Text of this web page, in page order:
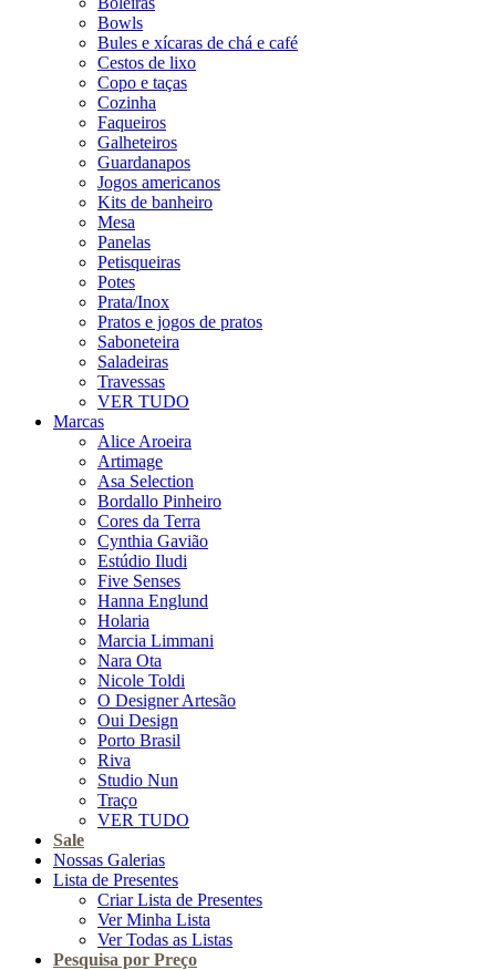
Bowls
Bules e xícaras de chá e café
Cestos de lixo
Copo e taças
Cozinha
Faqueiros
Galheteiros
Guardanapos
Jogos americanos
Kits de banheiro
Mesa
Panelas
Petisqueiras
Potes
Prata/Inox
Pratos e jogos de pratos
Saboneteira
Saladeiras
Travessas
VER TUDO
Marcas
Alice Aroeira
Artimage
Asa Selection
Bordallo Pinheiro
Cores da Terra
Cynthia Gavião
Estúdio Iludi
Five Senses
Hanna Englund
Holaria
Marcia Limmani
Nara Ota
Nicole Toldi
O Designer Artesão
Oui Design
Porto Brasil
Riva
Studio Nun
Traço
VER TUDO
Sale
Nossas Galerias
Lista de Presentes
Criar Lista de Presentes
Ver Minha Lista
Ver Todas as Listas
Pesquisa por Preço